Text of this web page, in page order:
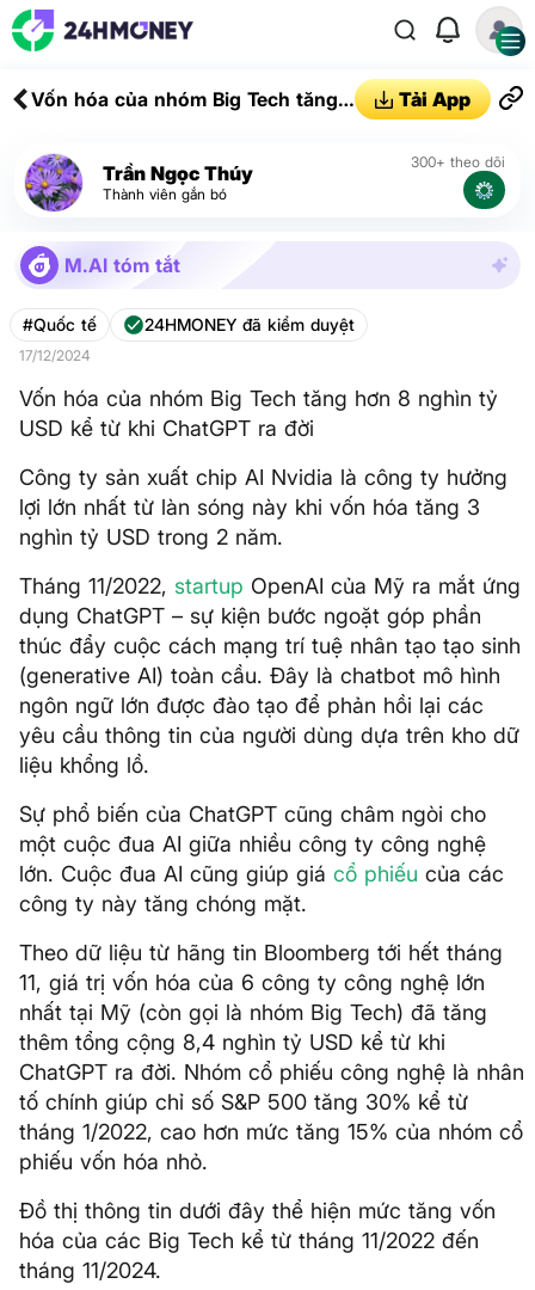
Vốn hóa của nhóm Big Tech tăng
ChatGPT ra đời
Tải App
Trần Ngọc Thúy
Thành viên gắn bó
300+ theo dõi
M.AI tóm tắt
#Quốc tế 24HMONEY đã kiểm duyệt
17/12/2024
Vốn hóa của nhóm Big Tech tăng hơn 8 nghìn tỷ
USD kể từ khi ChatGPT ra đời
Công ty sản xuất chip AI Nvidia là công ty hưởng
lợi lớn nhất từ làn sóng này khi vốn hóa tăng 3
nghìn tỷ USD trong 2 năm.
Tháng 11/2022, startup OpenAI của Mỹ ra mắt ứng
dụng ChatGPT – sự kiện bước ngoặt góp phần
thúc đẩy cuộc cách mạng trí tuệ nhân tạo tạo sinh
(generative AI) toàn cầu. Đây là chatbot mô hình
ngôn ngữ lớn được đào tạo để phản hồi lại các
yêu cầu thông tin của người dùng dựa trên kho dữ
liệu khổng lồ.
Sự phổ biến của ChatGPT cũng châm ngòi cho
một cuộc đua AI giữa nhiều công ty công nghệ
lớn. Cuộc đua AI cũng giúp giá cổ phiếu của các
công ty này tăng chóng mặt.
Theo dữ liệu từ hãng tin Bloomberg tới hết tháng
11, giá trị vốn hóa của 6 công ty công nghệ lớn
nhất tại Mỹ (còn gọi là nhóm Big Tech) đã tăng
thêm tổng cộng 8,4 nghìn tỷ USD kể từ khi
ChatGPT ra đời. Nhóm cổ phiếu công nghệ là nhân
tố chính giúp chỉ số S&P 500 tăng 30% kể từ
tháng 1/2022, cao hơn mức tăng 15% của nhóm cổ
phiếu vốn hóa nhỏ.
Đồ thị thông tin dưới đây thể hiện mức tăng vốn
hóa của các Big Tech kể từ tháng 11/2022 đến
tháng 11/2024.